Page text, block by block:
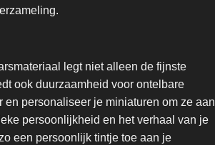
legt niet alleen de fijnste
ook duurzaamheid voor ontelbare
en personaliseer je miniaturen om ze aan
persoonlijkheid en het verhaal van je
een persoonlijk tintje toe aan je